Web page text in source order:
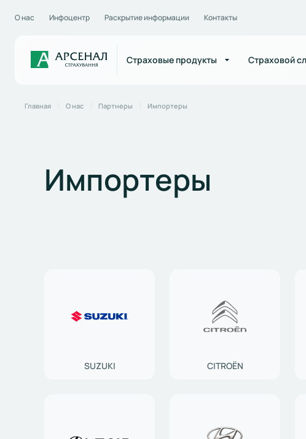
О нас Инфоцентр Раскрытие информации Контакты
Страховые продукты Страховой
Главная О нас Партнеры Импортеры
Импортеры
SUZUKI CITROËN